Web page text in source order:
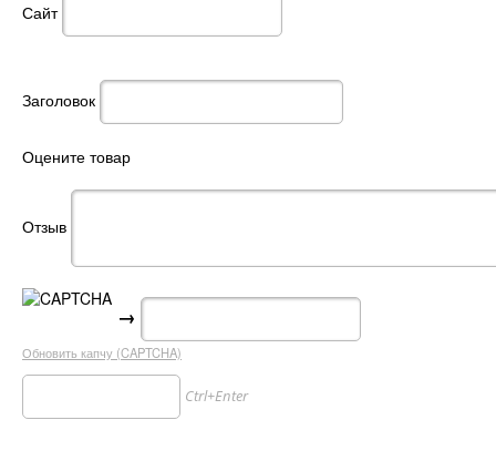
Сайт
Заголовок
Оцените товар
Отзыв
→
Обновить капчу (CAPTCHA)
Ctrl+Enter